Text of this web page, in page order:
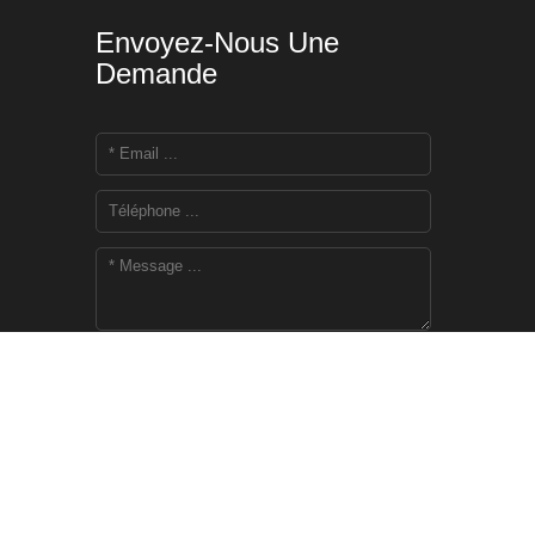
Envoyez-Nous Une
Demande